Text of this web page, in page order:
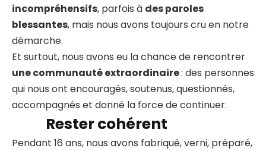
incompréhensifs, parfois à des paroles
blessantes, mais nous avons toujours cru en notre
démarche.
Et surtout, nous avons eu la chance de rencontrer
une communauté extraordinaire: des personnes
qui nous ont encouragés, soutenus, questionnés,
accompagnés et donné la force de continuer.
Rester cohérent
Pendant 16 ans, nous avons fabriqué, verni, préparé,